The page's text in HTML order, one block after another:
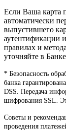
Если Ваша карта
автоматически
выпустившего
аутентификации
правилах и
уточняйте в
* Безопасность
банка
DSS. Передача
шифрования SSL.
Советы и
проведения